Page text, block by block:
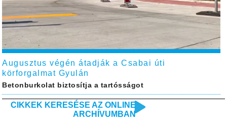
Augusztus végén átadják a Csabai úti
körforgalmat Gyulán
Betonburkolat biztosítja a tartósságot
CIKKEK KERESÉSE AZ ONLINE
ARCHÍVUMBAN